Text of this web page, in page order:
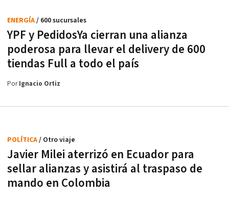
YPF y PedidosYa cierran una alianza
poderosa para llevar el delivery de 600
tiendas Full a todo el país
ENERGÍA/ 600 sucursales
PorIgnacio Ortiz
Javier Milei aterrizó en Ecuador para
sellar alianzas y asistirá al traspaso de
mando en Colombia
POLÍTICA/ Otro viaje